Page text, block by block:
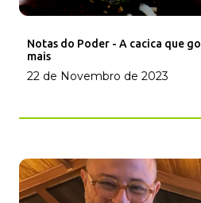
Notas do Poder - A cacica que
mais
22 de Novembro de 2023